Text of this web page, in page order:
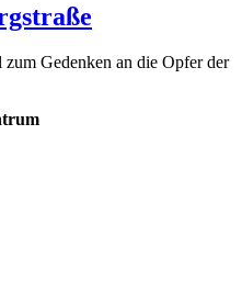
Gedenken an die Opfer der